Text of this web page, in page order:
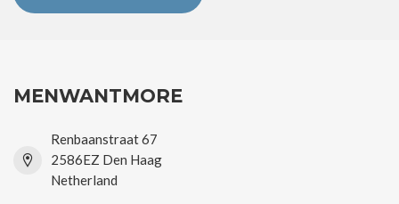
MENWANTMORE
Renbaanstraat 67
2586EZ Den Haag
Netherland